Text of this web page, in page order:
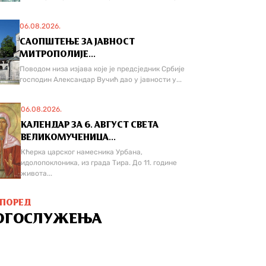
06.08.2026.
САОПШТЕЊЕ ЗА ЈАВНОСТ
МИТРОПОЛИЈЕ...
Поводом низа изјава које је предсједник Србије
господин Александар Вучић дао у јавности у...
06.08.2026.
КАЛЕНДАР ЗА 6. АВГУСТ СВЕТА
ВЕЛИКОМУЧЕНИЦА...
Кћерка царског намесника Урбана,
идолопоклоника, из града Тира. До 11. године
живота...